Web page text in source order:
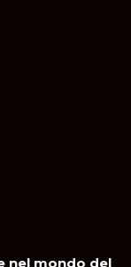
nel mondo del